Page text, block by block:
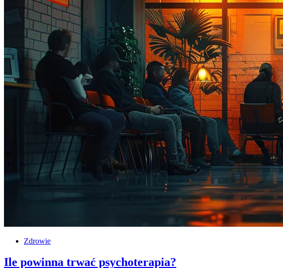
Zdrowie
Ile powinna trwać psychoterapia?